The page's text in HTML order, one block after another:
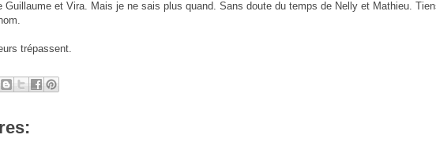
Guillaume et Vira. Mais je ne sais plus quand. Sans doute du temps de Nelly et Mathieu.
trépassent.